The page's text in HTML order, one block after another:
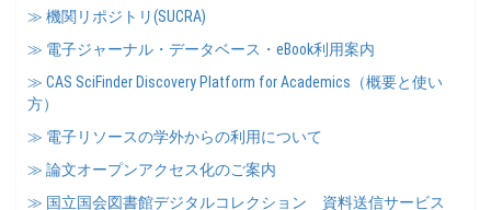
≫ 機関リポジトリ(SUCRA)
≫ 電子ジャーナル・データベース・eBook利用案内
≫ CAS SciFinder Discovery Platform for Academics（概要と使い
方）
≫ 電子リソースの学外からの利用について
≫ 論文オープンアクセス化のご案内
≫ 国立国会図書館デジタルコレクション 資料送信サービス